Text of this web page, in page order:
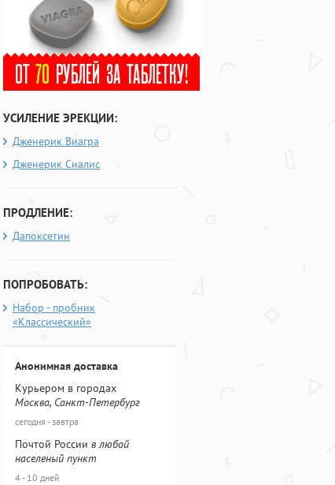
УСИЛЕНИЕ ЭРЕКЦИИ:
Дженерик Виагра
Дженерик Сиалис
ПРОДЛЕНИЕ:
Дапоксетин
ПОПРОБОВАТЬ:
Набор - пробник
«Классический»
Анонимная доставка
Курьером в городах
Москва, Санкт-Петербург
сегодня - завтра
Почтой России в любой
населеный пункт
4 - 10 дней